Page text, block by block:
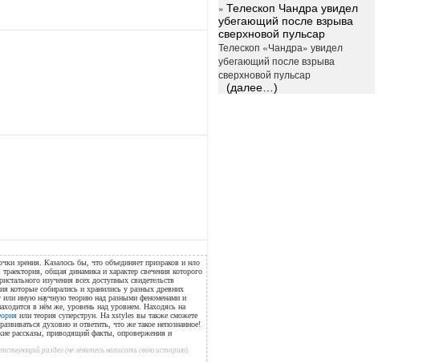
зрения. Казалось бы, что объединяет призраков и нло
общая динамика и характер свечения которого
изучения всех доступных свидетельств
которые собирались и хранились у разных древних
или иную научную теорию над разными феноменами и
в нём же, уровень над уровнем. Находясь на
или теория суперструн. На xstyles вы также сможете
духовно и ответить, что же такое непознанное!
рассказы, приводящий факты, опровержения и
раздел (не ленитесь написать свою историю).
»Телескоп Чандра увидел
убегающий после взрыва
сверхновой пульсар
Телескоп «Чандра» увидел
убегающий после взрыва
сверхновой пульсар
(далее…)